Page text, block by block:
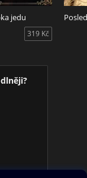
jedu
319 Kč